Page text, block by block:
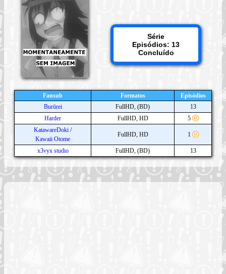
Série
Episódios: 13
Concluído
Fansub Formatos
Episódios
Burūrei
FullHD, (BD)
13
Harder
FullHD, HD
5
KatawareDoki /
Kawaii Otome
FullHD, HD 1
x3vyx studio FullHD, (BD) 13